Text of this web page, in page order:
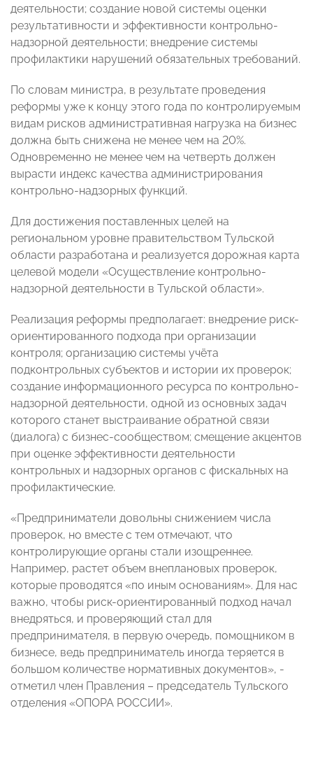
деятельности; создание новой системы оценки
результативности и эффективности контрольно-
надзорной деятельности; внедрение системы
профилактики нарушений обязательных требований.
По словам министра, в результате проведения
реформы уже к концу этого года по контролируемым
видам рисков административная нагрузка на бизнес
должна быть снижена не менее чем на 20%.
Одновременно не менее чем на четверть должен
вырасти индекс качества администрирования
контрольно-надзорных функций.
Для достижения поставленных целей на
региональном уровне правительством Тульской
области разработана и реализуется дорожная карта
целевой модели «Осуществление контрольно-
надзорной деятельности в Тульской области».
Реализация реформы предполагает: внедрение риск-
ориентированного подхода при организации
контроля; организацию системы учёта
подконтрольных субъектов и истории их проверок;
создание информационного ресурса по контрольно-
надзорной деятельности, одной из основных задач
которого станет выстраивание обратной связи
(диалога) с бизнес-сообществом; смещение акцентов
при оценке эффективности деятельности
контрольных и надзорных органов с фискальных на
профилактические.
«Предприниматели довольны снижением числа
проверок, но вместе с тем отмечают, что
контролирующие органы стали изощреннее.
Например, растет объем внеплановых проверок,
которые проводятся «по иным основаниям». Для нас
важно, чтобы риск-ориентированный подход начал
внедряться, и проверяющий стал для
предпринимателя, в первую очередь, помощником в
бизнесе, ведь предприниматель иногда теряется в
большом количестве нормативных документов», -
отметил член Правления – председатель Тульского
отделения «ОПОРА РОССИИ».